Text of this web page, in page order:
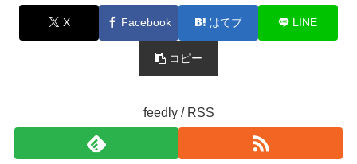
X Facebook はてブ LINE
コピー
feedly / RSS